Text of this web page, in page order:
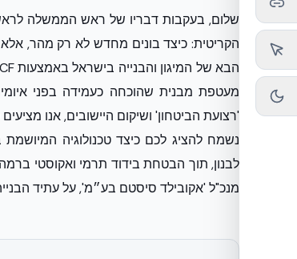
שלום, בעקבות דבריו של ראש הממשלה
הקריטית: כיצד בונים מחדש לא רק מהר,
מעטפת מבנית שהוכחה כעמידה בפני
'רצועת הביטחון' ושיקום היישובים, אנו
נשמח להציג לכם כיצד טכנולוגיה
לבנון, תוך הבטחת בידוד תרמי ואקוסטי
מנכ"ל 'אקובילד סיסטם בע״מ', על עתיד